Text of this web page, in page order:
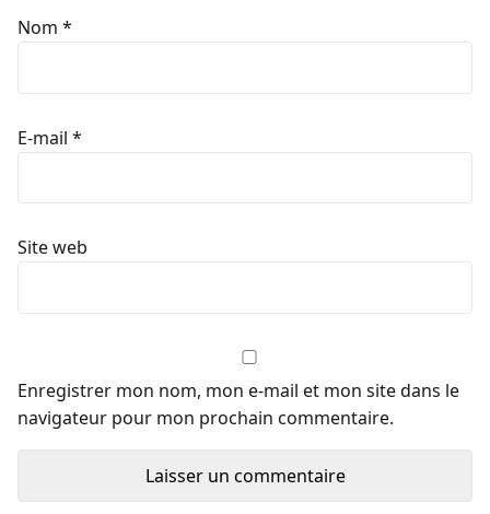
Nom *
E-mail *
Site web
Enregistrer mon nom, mon e-mail et mon site dans le
navigateur pour mon prochain commentaire.